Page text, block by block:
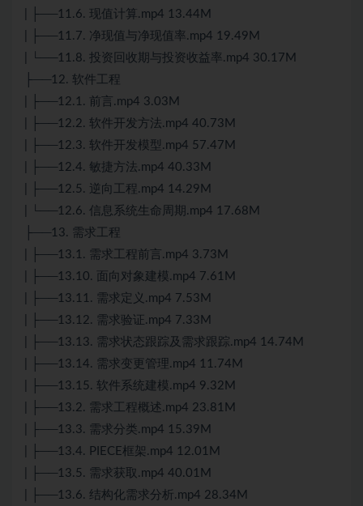
| ├──11.6. 现值计算.mp4 13.44M
| ├──11.7. 净现值与净现值率.mp4 19.49M
| └──11.8. 投资回收期与投资收益率.mp4 30.17M
├──12. 软件工程
| ├──12.1. 前言.mp4 3.03M
| ├──12.2. 软件开发方法.mp4 40.73M
| ├──12.3. 软件开发模型.mp4 57.47M
| ├──12.4. 敏捷方法.mp4 40.33M
| ├──12.5. 逆向工程.mp4 14.29M
| └──12.6. 信息系统生命周期.mp4 17.68M
├──13. 需求工程
| ├──13.1. 需求工程前言.mp4 3.73M
| ├──13.10. 面向对象建模.mp4 7.61M
| ├──13.11. 需求定义.mp4 7.53M
| ├──13.12. 需求验证.mp4 7.33M
| ├──13.13. 需求状态跟踪及需求跟踪.mp4 14.74M
| ├──13.14. 需求变更管理.mp4 11.74M
| ├──13.15. 软件系统建模.mp4 9.32M
| ├──13.2. 需求工程概述.mp4 23.81M
| ├──13.3. 需求分类.mp4 15.39M
| ├──13.4. PIECE框架.mp4 12.01M
| ├──13.5. 需求获取.mp4 40.01M
| ├──13.6. 结构化需求分析.mp4 28.34M